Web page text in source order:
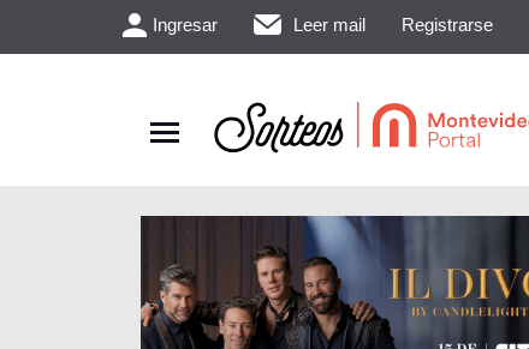
Ingresar Leer mail Registrarse